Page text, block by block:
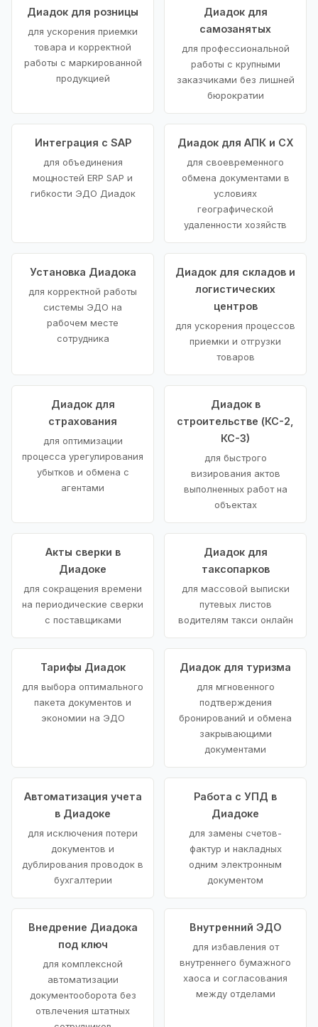
Диадок для розницы
для ускорения приемки
товара и корректной
работы с маркированной
продукцией
Диадок для
самозанятых
для профессиональной
работы с крупными
заказчиками без лишней
бюрократии
Интеграция с SAP
для объединения
мощностей ERP SAP и
гибкости ЭДО Диадок
Диадок для АПК и СХ
для своевременного
обмена документами в
условиях
географической
удаленности хозяйств
Установка Диадока
для корректной работы
системы ЭДО на
рабочем месте
сотрудника
Диадок для складов и
логистических
центров
для ускорения процессов
приемки и отгрузки
товаров
Диадок для
страхования
для оптимизации
процесса урегулирования
убытков и обмена с
агентами
Диадок в
строительстве (КС-2,
КС-3)
для быстрого
визирования актов
выполненных работ на
объектах
Акты сверки в
Диадоке
для сокращения времени
на периодические сверки
с поставщиками
Диадок для
таксопарков
для массовой выписки
путевых листов
водителям такси онлайн
Тарифы Диадок
для выбора оптимального
пакета документов и
экономии на ЭДО
Диадок для туризма
для мгновенного
подтверждения
бронирований и обмена
закрывающими
документами
Автоматизация учета
в Диадоке
для исключения потери
документов и
дублирования проводок в
бухгалтерии
Работа с УПД в
Диадоке
для замены счетов-
фактур и накладных
одним электронным
документом
Внедрение Диадока
под ключ
для комплексной
автоматизации
документооборота без
отвлечения штатных
Внутренний ЭДО
для избавления от
внутреннего бумажного
хаоса и согласования
между отделами